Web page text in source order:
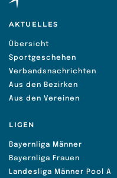
AKTUELLES
Übersicht
Sportgeschehen
Verbandsnachrichten
Aus den Bezirken
Aus den Vereinen
LIGEN
Bayernliga Männer
Bayernliga Frauen
Landesliga Männer Pool A